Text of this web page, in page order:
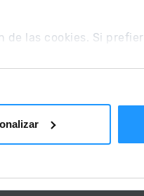
las cookies. Si